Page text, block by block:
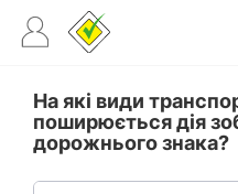
На які види
поширюється дія
дорожнього знака?